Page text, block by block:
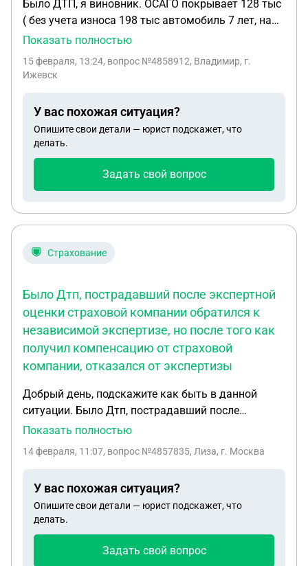
Было ДТП, я виновник. ОСАГО покрывает 128 тыс
( без учета износа 198 тыс автомобиль 7 лет, на
основании независимой экспертизы от истца
получилось 344 тыс. Могу ли я в ответ выставить
как мне все это использовать для того что бы
уменьшить выплаты.
Показать полностью
15 февраля, 13:24, вопрос №4858912, Владимир, г.
Ижевск
У вас похожая ситуация?
Опишите свои детали — юрист подскажет, что
делать.
Задать свой вопрос
Страхование
Было Дтп, пострадавший после экспертной
оценки страховой компании обратился к
независимой экспертизе, но после того как
получил компенсацию от страховой
компании, отказался от экспертизы
Добрый день, подскажите как быть в данной
ситуации. Было Дтп, пострадавший после
экспертной оценки страховой компании
того как получил компенсацию от страховой
пострадавшого был отремонтирован на выплаты
страховки, а спустя 1-1,5 к виновнику дпт
посыпались требования и претензии. Как быть в
было, а есть только страховое заключение?
Показать полностью
14 февраля, 11:07, вопрос №4857835, Лиза, г. Москва
У вас похожая ситуация?
Опишите свои детали — юрист подскажет, что
делать.
Задать свой вопрос